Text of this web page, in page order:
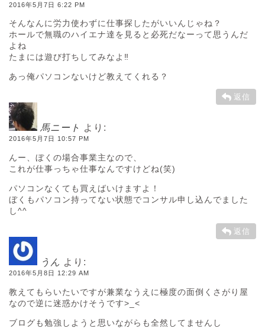
2016年5月7日 6:22 PM
そんなんに労力使わずに仕事探したがいいんじゃね？
ホールで無職のハイエナ達を見ると必死だなーって思うんだ
よね
たまには遊び打ちしてみなよ‼︎
あっ俺パソコンないけど教えてくれる？
返信
馬ニート より:
2016年5月7日 10:57 PM
んー、ぼくの場合事業主なので、
これが仕事っちゃ仕事なんですけどね(笑)
パソコンなくても買えばいけますよ！
ぼくもパソコン持ってない状態でコンサル申し込んでました
し^^
返信
うん より:
2016年5月8日 12:29 AM
教えてもらいたいですが兼業なうえに極度の面倒くさがり屋
なので逆に迷惑かけそうです>_<
ブログも勉強しようと思いながらも全然してませんし